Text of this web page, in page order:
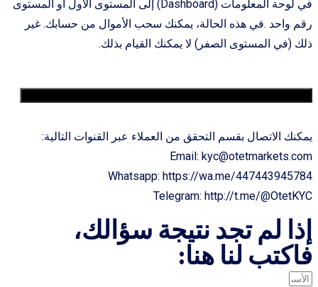
في لوحة المعلومات (Dashboard) إلى المستوى الأول أو المستوى
رقم واحد .في هذه الحالة، يمكنك سحب الأموال من حسابك. غير
ذلك (في المستوى الصفر) لا يمكنك القيام بذلك.
يمكنك الاتصال بقسم التحقق من العملاء عبر القنوات التالية:
Email: kyc@otetmarkets.com
Whatsapp: https://wa.me/447443945784
Telegram: http://t.me/@OtetKYC
إذا لم تجد نتيجة سؤالك،
فاكتب لنا هنا: